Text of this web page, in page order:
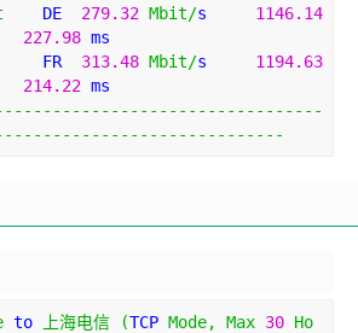
    DE
279.32 Mbit/s 1146.14
227.98
FR
313.48 Mbit/s 1194.63
214.22
to 上海电信 (TCP Mode, Max 30 Ho